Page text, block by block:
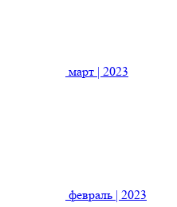
март | 2023
февраль | 2023